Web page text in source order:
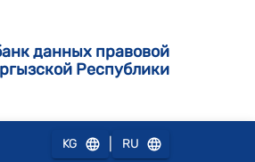
данных правовой
Республики
KG RU